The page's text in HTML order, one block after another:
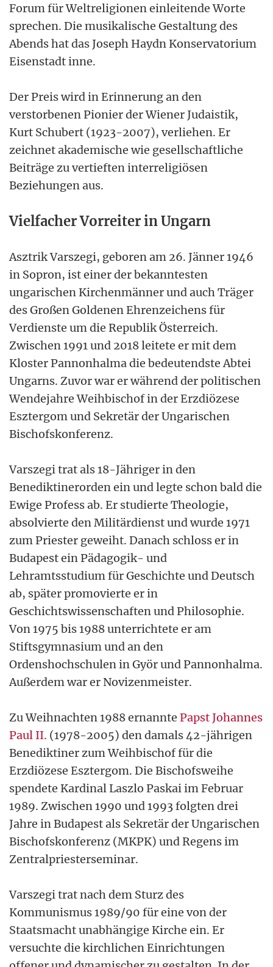
Forum für Weltreligionen einleitende Worte
sprechen. Die musikalische Gestaltung des
Abends hat das Joseph Haydn Konservatorium
Eisenstadt inne.
Der Preis wird in Erinnerung an den
verstorbenen Pionier der Wiener Judaistik,
Kurt Schubert (1923-2007), verliehen. Er
zeichnet akademische wie gesellschaftliche
Beiträge zu vertieften interreligiösen
Beziehungen aus.
Vielfacher Vorreiter in Ungarn
Asztrik Varszegi, geboren am 26. Jänner 1946
in Sopron, ist einer der bekanntesten
ungarischen Kirchenmänner und auch Träger
des Großen Goldenen Ehrenzeichens für
Verdienste um die Republik Österreich.
Zwischen 1991 und 2018 leitete er mit dem
Kloster Pannonhalma die bedeutendste Abtei
Ungarns. Zuvor war er während der politischen
Wendejahre Weihbischof in der Erzdiözese
Esztergom und Sekretär der Ungarischen
Bischofskonferenz.
Varszegi trat als 18-Jähriger in den
Benediktinerorden ein und legte schon bald die
Ewige Profess ab. Er studierte Theologie,
absolvierte den Militärdienst und wurde 1971
zum Priester geweiht. Danach schloss er in
Budapest ein Pädagogik- und
Lehramtsstudium für Geschichte und Deutsch
ab, später promovierte er in
Geschichtswissenschaften und Philosophie.
Von 1975 bis 1988 unterrichtete er am
Stiftsgymnasium und an den
Ordenshochschulen in Györ und Pannonhalma.
Außerdem war er Novizenmeister.
Zu Weihnachten 1988 ernannte Papst Johannes
Paul II. (1978-2005) den damals 42-jährigen
Benediktiner zum Weihbischof für die
Erzdiözese Esztergom. Die Bischofsweihe
spendete Kardinal Laszlo Paskai im Februar
1989. Zwischen 1990 und 1993 folgten drei
Jahre in Budapest als Sekretär der Ungarischen
Bischofskonferenz (MKPK) und Regens im
Zentralpriesterseminar.
Varszegi trat nach dem Sturz des
Kommunismus 1989/90 für eine von der
Staatsmacht unabhängige Kirche ein. Er
versuchte die kirchlichen Einrichtungen